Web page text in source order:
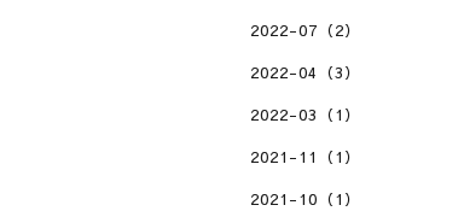
2022-07（2）
2022-04（3）
2022-03（1）
2021-11（1）
2021-10（1）